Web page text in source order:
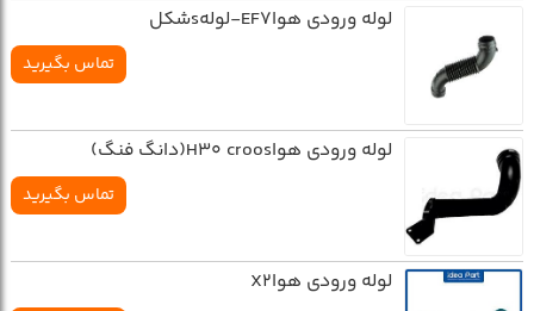
لوله ورودي هواEF7-لولهsشکل
تماس بگیرید
لوله ورودي هواH30 croos(دانگ فنگ)
تماس بگیرید
لوله ورودي هواX2